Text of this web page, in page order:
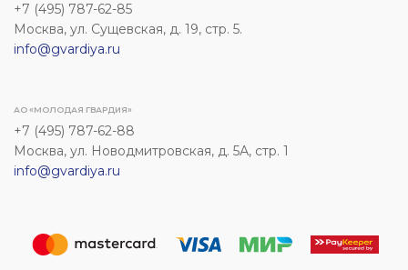
+7 (495) 787-62-85
Москва, ул. Сущевская, д. 19, стр. 5.
info@gvardiya.ru
АО «МОЛОДАЯ ГВАРДИЯ»
+7 (495) 787-62-88
Москва, ул. Новодмитровская, д. 5А, стр. 1
info@gvardiya.ru